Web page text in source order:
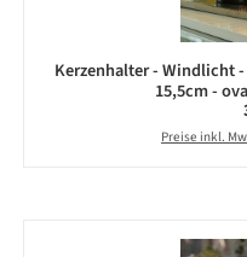
Kerzenhalter - Windlicht
15,5cm -
Preise inkl.